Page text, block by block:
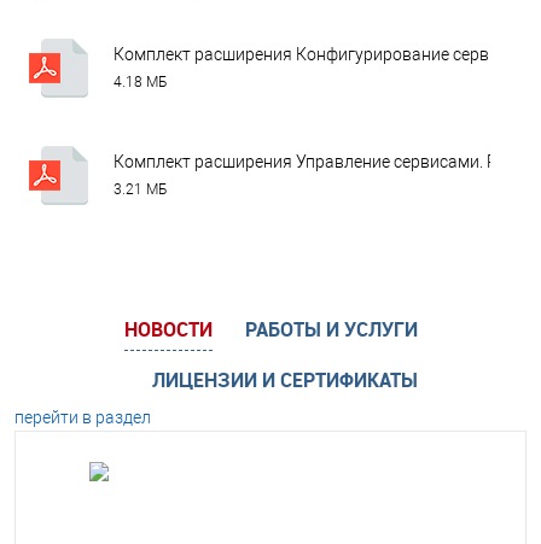
Комплект расширения Конфигурирование сервисов.
4.18 МБ
Комплект расширения Управление сервисами.
3.21 МБ
НОВОСТИ
РАБОТЫ И УСЛУГИ
ЛИЦЕНЗИИ И СЕРТИФИКАТЫ
перейти в раздел